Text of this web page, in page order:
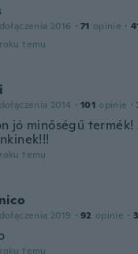
2016 · 71 opinie ·
temu
2014 · 101 opinie ·
jó minőségű termék!
temu
2019 · 92 opinie · 3
temu